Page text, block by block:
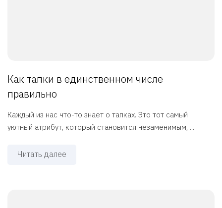
Как тапки в единственном числе
правильно
Каждый из нас что-то знает о тапках. Это тот самый
уютный атрибут, который становится незаменимым, ...
Читать далее